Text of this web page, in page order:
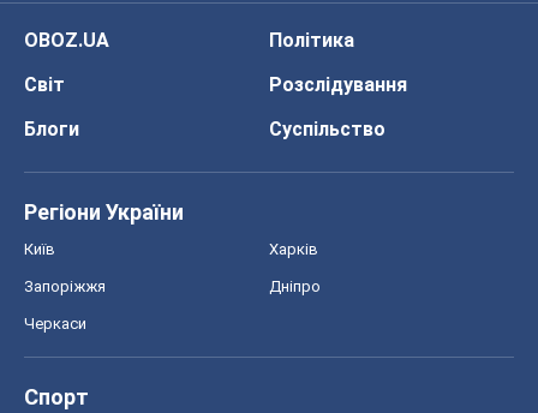
OBOZ.UA
Політика
Світ
Розслідування
Блоги
Суспільство
Регіони України
Київ Харків
Запоріжжя Дніпро
Черкаси
Спорт